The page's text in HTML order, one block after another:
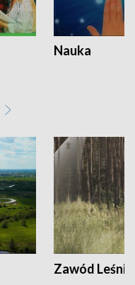
Nauka
Zawód Leśnik